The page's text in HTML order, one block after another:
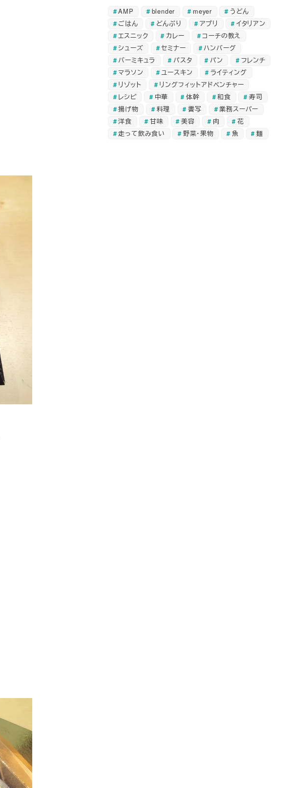
AMP blender meyer
うどん
ごはん
どんぶり アプリ
イタリアン
エスニック
カレー
コーチの教え
シューズ
セミナー
ハンバーグ
バーミキュラ
パスタ パン
フレンチ
マラソン
ユースキン
ライティング
リゾット
リングフィットアドベンチャー
レシピ
中華 体幹 和食
寿司
揚げ物
料理 書写
業務スーパー
洋食
甘味 美容 肉
花
走って飲み食い
野菜・果物 魚 麺